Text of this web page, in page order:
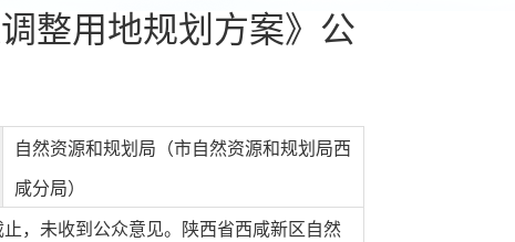
整用地规划方案》公
自然资源和规划局（市自然资源和规划局西
咸分局）
，未收到公众意见。陕西省西咸新区自然